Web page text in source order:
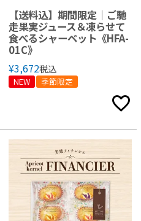
【送料込】期間限定｜ご馳
走果実ジュース＆凍らせて
食べるシャーベット《HFA-
01C》
¥3,672税込
NEW 季節限定